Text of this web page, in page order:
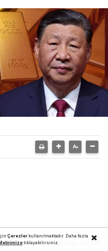
Çerezlerkullanılmaktadır. Daha fazla
tıklayabilirsiniz.Reklamı Kapat